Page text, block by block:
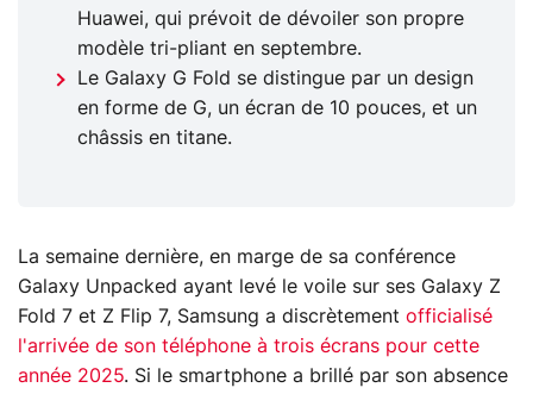
Huawei, qui prévoit de dévoiler son propre
modèle tri-pliant en septembre.
Le Galaxy G Fold se distingue par un design
en forme de G, un écran de 10 pouces, et un
châssis en titane.
La semaine dernière, en marge de sa conférence
Galaxy Unpacked ayant levé le voile sur ses Galaxy Z
Fold 7 et Z Flip 7, Samsung a discrètement officialisé
l'arrivée de son téléphone à trois écrans pour cette
année 2025. Si le smartphone a brillé par son absence